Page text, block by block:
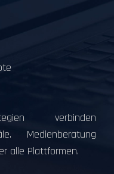
verbinden
Medienberatung
alle Plattformen.